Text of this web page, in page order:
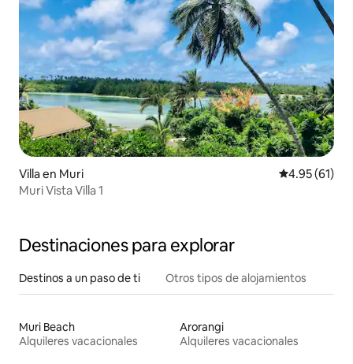
Villa en Muri Calificación
4.95 (61)
Muri Vista Villa 1
Destinaciones para explorar
Destinos a un paso de ti Otros tipos de alojamientos
Muri Beach
Alquileres vacacionales
Arorangi
Alquileres vacacionales